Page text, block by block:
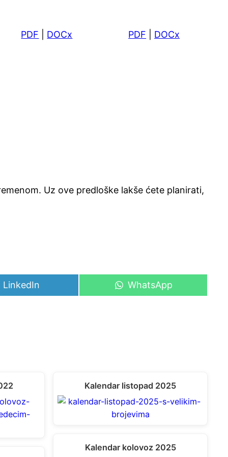
PDF DOCx PDF DOCx
Uz ove predloške lakše ćete planirati,
Share
on
LinkedIn
Share
on
WhatsApp
Kalendar listopad 2025
Kalendar kolovoz 2025